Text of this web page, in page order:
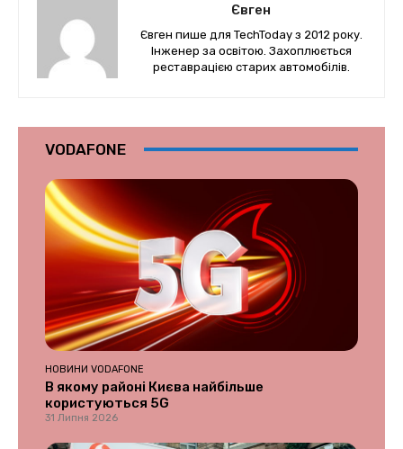
Євген
Євген пише для TechToday з 2012 року.
Інженер за освітою. Захоплюється
реставрацією старих автомобілів.
VODAFONE
НОВИНИ VODAFONE
В якому районі Києва найбільше
користуються 5G
31 Липня 2026